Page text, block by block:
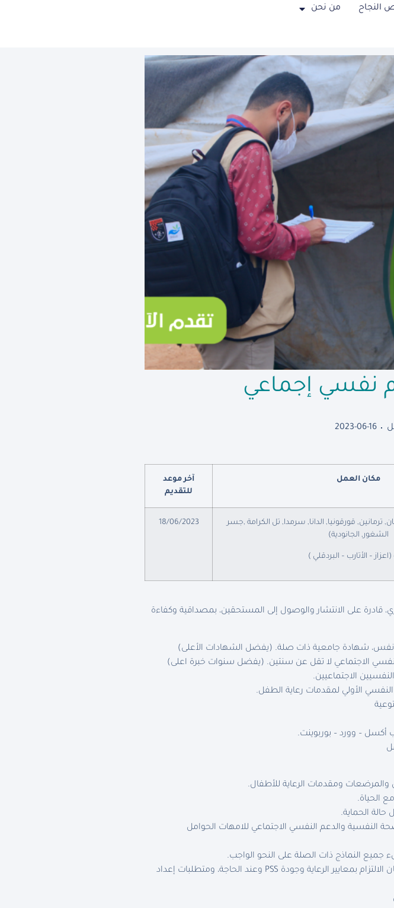
النجاح من نحن
نفسي إجماعي
2023-06-16
مكان العمل
آخر موعد
للتقديم
قورقونيا, الدانا, سرمدا, تل الكرامة ,جسر
الشغور, الجانودية)
– الأتارب – البردقلي )
18/06/2023
قادرة على الانتشار والوصول إلى المستحقين، بمصداقية وكفاءة
نفس، شهادة جامعية ذات صلة. (يفضل الشهادات الأعلى)
الاجتماعي لا تقل عن سنتين. (يفضل سنوات خبرة اعلى)
الاجتماعيين.
الأولي لمقدمات رعاية الطفل.
– وورد – بوربوينت.
حالة الحماية.
النفسية والدعم النفسي الاجتماعي للامهات الحوامل
جميع النماذج ذات الصلة على النحو الواجب.
المشاركة في اجتماعات إعداد التقارير والتخطيط الأسبوعية لضمان الالتزام بمعايير الرعاية وجودة PSS وعند الحاجة، ومتطلبات إعداد